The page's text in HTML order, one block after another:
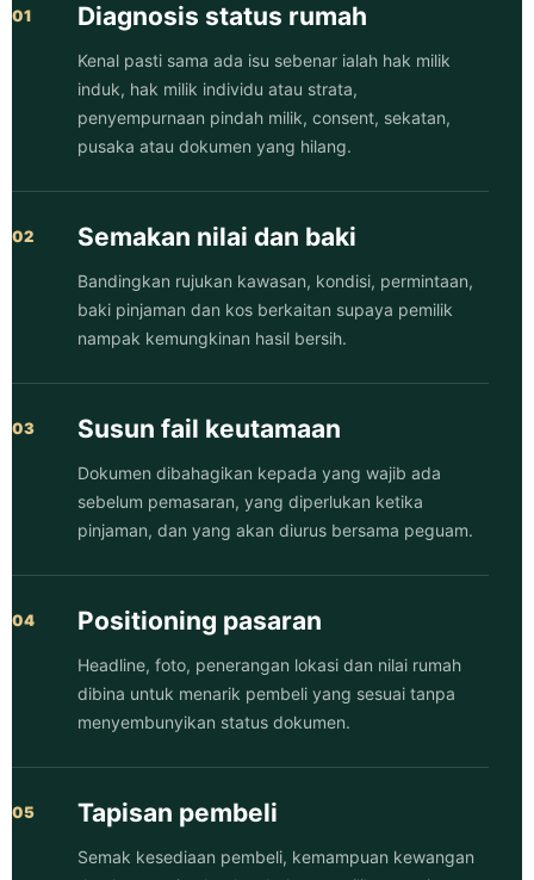
Diagnosis status rumah
Kenal pasti sama ada isu sebenar ialah hak milik
induk, hak milik individu atau strata,
penyempurnaan pindah milik, consent, sekatan,
pusaka atau dokumen yang hilang.
Semakan nilai dan baki
Bandingkan rujukan kawasan, kondisi, permintaan,
baki pinjaman dan kos berkaitan supaya pemilik
nampak kemungkinan hasil bersih.
Susun fail keutamaan
Dokumen dibahagikan kepada yang wajib ada
sebelum pemasaran, yang diperlukan ketika
pinjaman, dan yang akan diurus bersama peguam.
Positioning pasaran
Headline, foto, penerangan lokasi dan nilai rumah
dibina untuk menarik pembeli yang sesuai tanpa
menyembunyikan status dokumen.
Tapisan pembeli
Semak kesediaan pembeli, kemampuan kewangan